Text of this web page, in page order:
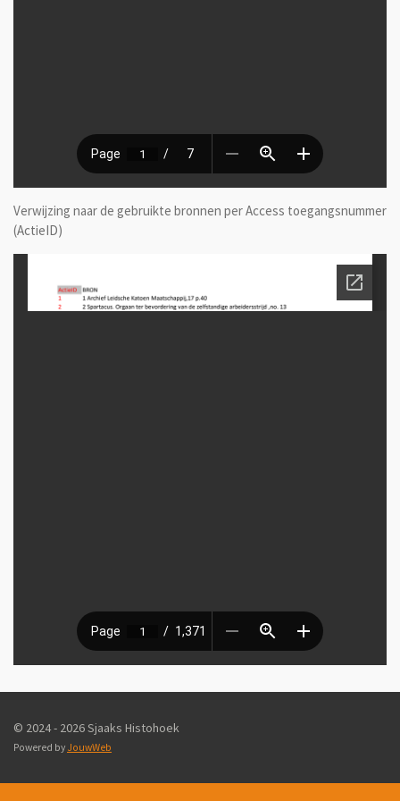
Verwijzing naar de gebruikte bronnen per Access toegangsnummer
(ActieID)
© 2024 - 2026 Sjaaks Histohoek
Powered by JouwWeb